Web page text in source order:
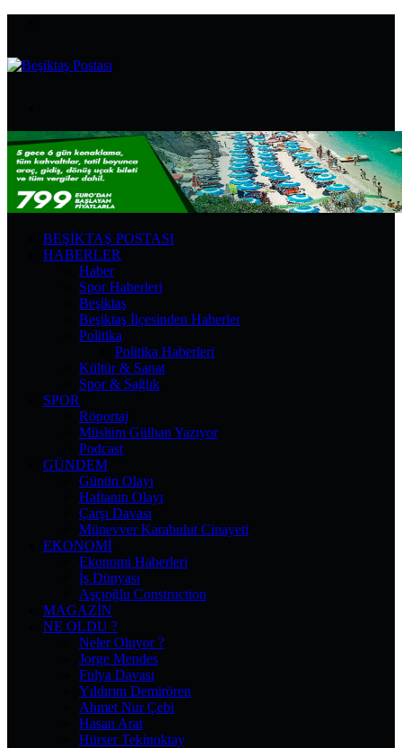
...
BEŞIKTAŞ POSTASI
HABERLER
Haber
Spor Haberleri
Beşiktaş
Beşiktaş İlçesinden Haberler
Politika
Politika Haberleri
Kültür & Sanat
Spor & Sağlık
SPOR
Röportaj
Müslüm Gülhan Yazıyor
Podcast
GÜNDEM
Günün Olayı
Haftanın Olayı
Çarşı Davası
Münevver Karabulut Cinayeti
EKONOMI
Ekonomi Haberleri
İş Dünyası
Aşçıoğlu Construction
MAGAZIN
NE OLDU ?
Neler Oluyor ?
Jorge Mendes
Fulya Davası
Yıldırım Demirören
Ahmet Nur Çebi
Hasan Arat
Hürser Tekinoktay